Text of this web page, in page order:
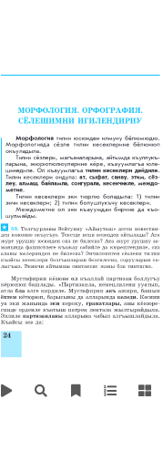
24
МОрФОлОГия. ОрФОГрАФия.
СЁлЕШиМни иГилЕнДириУ
Морфология тилни юсюнден илмуну бёлюмюдю.
Морфологияда сёзле тилни кесеклерине бёлюнюп
окъуладыла.
Тилни сёзлери, магъаналарына, айтымда къуллукъ­
ларына, жюрютюлюулерине кёре, къауумлагъа юле­
шинедиле. Ол къауумлагъа тилни кесеклери дейдиле.
Тилни кесеклери ондула: ат, сыфат, санау, этим, сёз-
леу, алмаш, байламла, сонгурала, кесекчикле, междо-
метие.
Тилни кесеклери эки тюрлю боладыла: 1) тилни
энчи кесеклери; 2) тилни болушлукъчу кесеклери.
Междометие ол эки къауумдан бирине да къо­
шулмайды.
53. Толгъурланы Зейтунну «Айыуташ» деген повестин-
ден юзюкню окъугъуз. Текстде нени юсюнден айтылады? Ата
журт урушну юсюнден сиз не билесиз? Ата журт урушну за-
манында фашистлеге къажау сабийле да кюрешгендиле, сиз
аланы юслеринден не билесиз? Энчиленнген сёзлени тилни
къайсы кесеклери болгъанларын белгилегиз, сорууларын са-
лыгъыз. Экинчи айтымны синтаксис жаны бла тинтигиз.
Мустафирни кёзюне ол къаллай партизан боллугъу
кёрюнюп башлады. «Партизанла, немецлилени ууатып,
атла бла элге кирдиле. Мустафирни акъ ажири, башын
ёхтем кётюрюп, барысыны да алларында келеди. Кесини
уа эки жанында эки кероху, гранатлары, аны кёкюре-
гинде орденле къатыш патрон лентала жылтырайдыла.
Эллиле партизанланы алларына чабып алгъышлайдыла.
Къайсы эсе да: